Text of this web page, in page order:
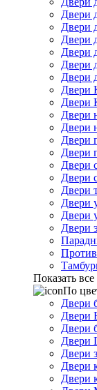
Двери
Двери
Двери
Двери
Двери
Двери
Двери
Двери
Двери
Двери
Двери
Двери
Двери
Двери
Двери
Двери
Двери
Двери
Показать все
По
Двери
Двери
Двери
Двери
Двери
Двери
Двери